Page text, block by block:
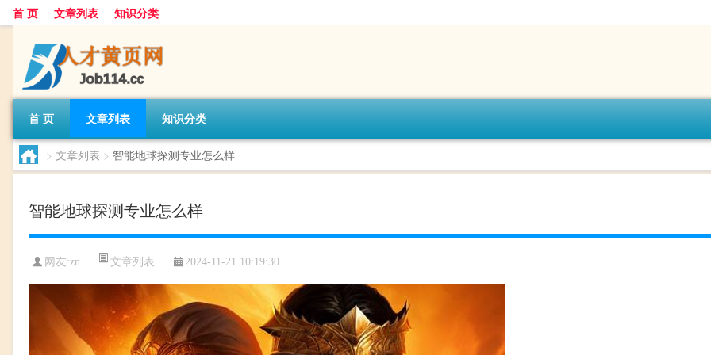
首 页 文章列表 知识分类
首 页 文章列表 知识分类
> 文章列表 > 智能地球探测专业怎么样
智能地球探测专业怎么样
网友:zn 文章列表 2024-11-21 10:19:30